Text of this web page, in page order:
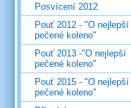
Posvícení 2012
Pouť 2012 - "O nejlepší
pečené koleno"
Pouť 2013 -"O nejlepší
pečené koleno"
Pouť 2015 - "O nejlepší
pečené koleno"